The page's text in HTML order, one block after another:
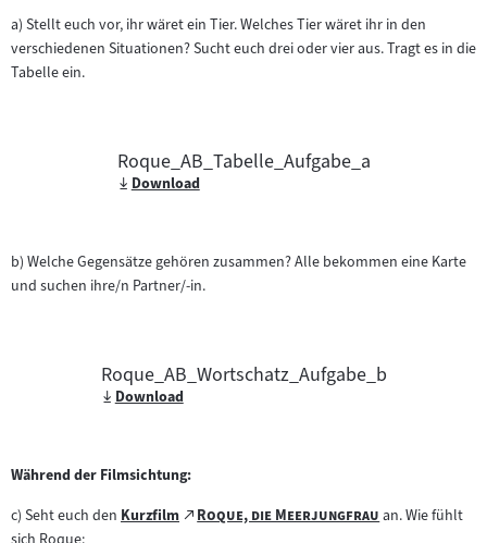
a) Stellt euch vor, ihr wäret ein Tier. Welches Tier wäret ihr in den
verschiedenen Situationen? Sucht euch drei oder vier aus. Tragt es in die
Tabelle ein.
Roque_AB_Tabelle_Aufgabe_a
Download
b) Welche Gegensätze gehören zusammen? Alle bekommen eine Karte
und suchen ihre/n Partner/-in.
Roque_AB_Wortschatz_Aufgabe_b
Download
Während der Filmsichtung:
c) Seht euch den Zum
Kurzfilm
Zum
"
Roque, die Meerjungfrau "
(öffnet
an. Wie fühlt